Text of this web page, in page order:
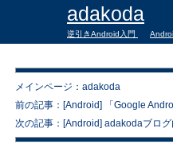
adakoda
逆引きAndroid入門
メインページ：adakoda
前の記事：[Android] 「Google
次の記事：[Android] adakodaブロ